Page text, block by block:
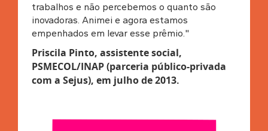
trabalhos e não percebemos o quanto são
inovadoras. Animei e agora estamos
empenhados em levar esse prêmio."
Priscila Pinto, assistente social,
PSMECOL/INAP (parceria público-privada
com a Sejus), em julho de 2013.